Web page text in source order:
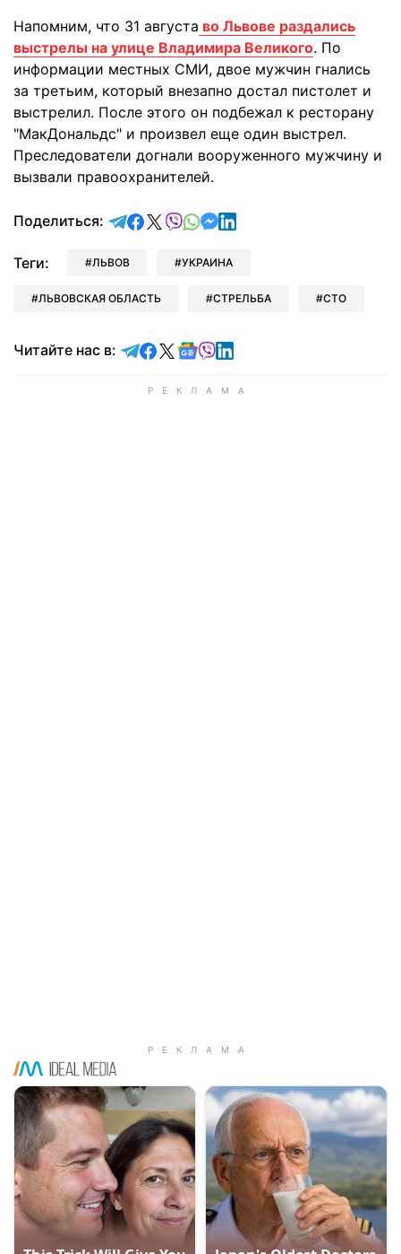
Напомним, что 31 августа во Львове раздались
выстрелы на улице Владимира Великого. По
информации местных СМИ, двое мужчин гнались
за третьим, который внезапно достал пистолет и
выстрелил. После этого он подбежал к ресторану
"МакДональдс" и произвел еще один выстрел.
Преследователи догнали вооруженного мужчину и
вызвали правоохранителей.
Поделиться: отправить в Telegram
поделиться в Facebook
поделиться в X
отправить в Viber
отправить в Whatsapp
отправить в Messenger
отправить в LinkedIn
Теги: ЛЬВОВ УКРАИНА
ЛЬВОВСКАЯ ОБЛАСТЬ СТРЕЛЬБА СТО
Читайте нас в: Читайте в Telegram
Читайте в Facebook
Читайте в X
Читайте в Google news
Читайте в Viber
Читайте в LinkedIn